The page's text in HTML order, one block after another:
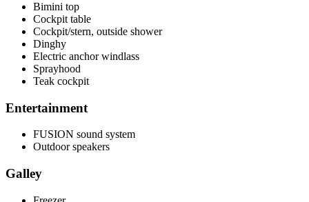
Bimini top
Cockpit table
Cockpit/stern, outside shower
Dinghy
Electric anchor windlass
Sprayhood
Teak cockpit
Entertainment
FUSION sound system
Outdoor speakers
Galley